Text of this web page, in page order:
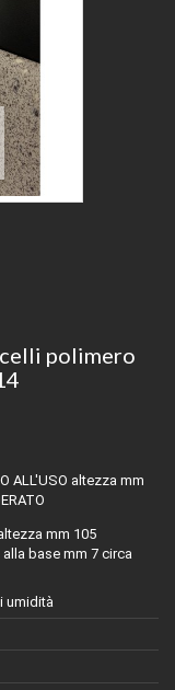
polimero
ALL'USO altezza mm
mm 105
base mm 7 circa
umidità